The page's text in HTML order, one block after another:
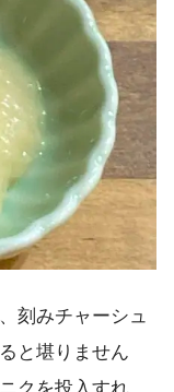
刻みチャーシュ
と堪りません
クを投入すれ